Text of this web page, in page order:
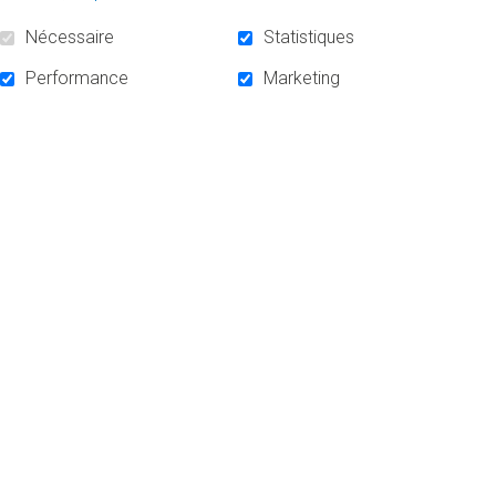
Téléchargez le formulaire
Nécessaire
Statistiques
Performance
Marketing